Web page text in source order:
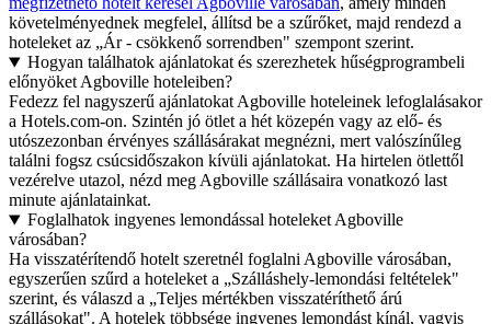
követelményednek megfelel, állítsd be a szűrőket, majd rendezd a
hoteleket az „Ár - csökkenő sorrendben" szempont szerint.
Hogyan találhatok ajánlatokat és szerezhetek hűségprogrambeli
előnyöket Agboville hoteleiben?
Fedezz fel nagyszerű ajánlatokat Agboville hoteleinek lefoglalásakor
a Hotels.com-on. Szintén jó ötlet a hét közepén vagy az elő- és
utószezonban érvényes szállásárakat megnézni, mert valószínűleg
találni fogsz csúcsidőszakon kívüli ajánlatokat. Ha hirtelen ötlettől
vezérelve utazol, nézd meg Agboville szállásaira vonatkozó last
minute ajánlatainkat.
Foglalhatok ingyenes lemondással hoteleket Agboville
városában?
Ha visszatérítendő hotelt szeretnél foglalni Agboville városában,
egyszerűen szűrd a hoteleket a „Szálláshely-lemondási feltételek"
szerint, és válaszd a „Teljes mértékben visszatéríthető árú
szállásokat". A hotelek többsége ingyenes lemondást kínál, vagyis